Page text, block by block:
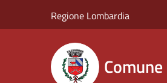
Regione Lombardia